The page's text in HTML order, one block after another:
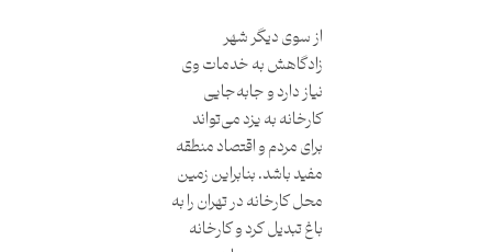
از سوی دیگر شهر
زادگاهش به خدمات وی
نیاز دارد و جابه‌جایی
کارخانه به یزد می‌تواند
برای مردم و اقتصاد منطقه
مفید باشد. بنابراین زمین
محل کارخانه در تهران را به
باغ تبدیل کرد و کارخانه